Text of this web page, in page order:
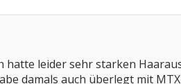
leider sehr starken
damals auch überlegt mit